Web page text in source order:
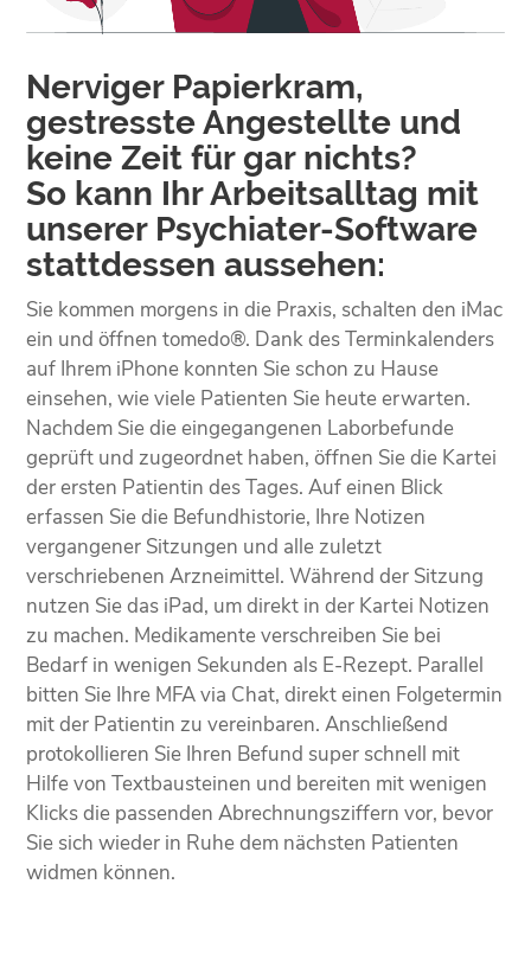
Nerviger Papierkram,
gestresste Angestellte und
keine Zeit für gar nichts?
So kann Ihr Arbeitsalltag mit
unserer Psychiater-Software
stattdessen aussehen:
Sie kommen morgens in die Praxis, schalten den iMac
ein und öffnen tomedo®. Dank des Terminkalenders
auf Ihrem iPhone konnten Sie schon zu Hause
einsehen, wie viele Patienten Sie heute erwarten.
Nachdem Sie die eingegangenen Laborbefunde
geprüft und zugeordnet haben, öffnen Sie die Kartei
der ersten Patientin des Tages. Auf einen Blick
erfassen Sie die Befundhistorie, Ihre Notizen
vergangener Sitzungen und alle zuletzt
verschriebenen Arzneimittel. Während der Sitzung
nutzen Sie das iPad, um direkt in der Kartei Notizen
zu machen. Medikamente verschreiben Sie bei
Bedarf in wenigen Sekunden als E-Rezept. Parallel
bitten Sie Ihre MFA via Chat, direkt einen Folgetermin
mit der Patientin zu vereinbaren. Anschließend
protokollieren Sie Ihren Befund super schnell mit
Hilfe von Textbausteinen und bereiten mit wenigen
Klicks die passenden Abrechnungsziffern vor, bevor
Sie sich wieder in Ruhe dem nächsten Patienten
widmen können.